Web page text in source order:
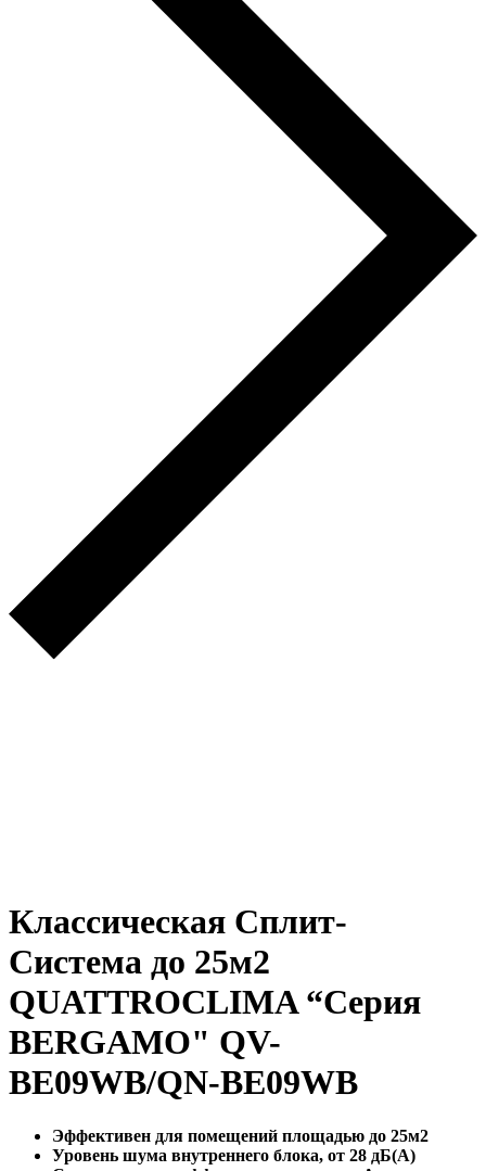
Классическая Сплит-
Система до 25м2
QUATTROCLIMA “Серия
BERGAMO" QV-
BE09WB/QN-BE09WB
Эффективен для помещений площадью до 25м2
Уровень шума внутреннего блока, от 28 дБ(А)